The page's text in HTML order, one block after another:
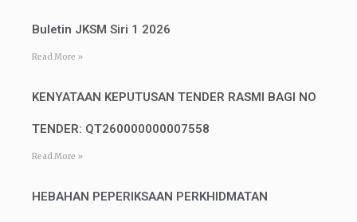
Buletin JKSM Siri 1 2026
Read More »
KENYATAAN KEPUTUSAN TENDER RASMI BAGI NO
TENDER: QT260000000007558
Read More »
HEBAHAN PEPERIKSAAN PERKHIDMATAN